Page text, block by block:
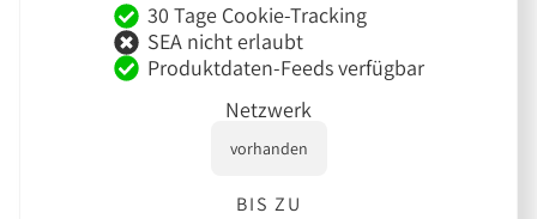
30 Tage Cookie-Tracking
SEA nicht erlaubt
Produktdaten-Feeds verfügbar
Netzwerk
vorhanden
BIS ZU